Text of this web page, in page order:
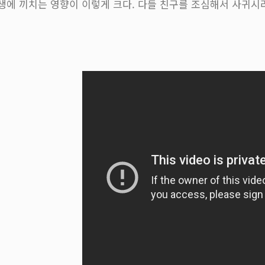
에 끼치는 영향이 이렇게 크다. 다들 친구를 조심해서 사귀시